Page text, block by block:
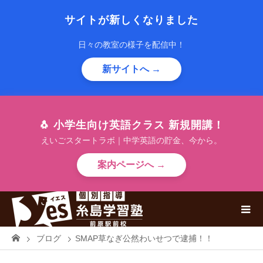
サイトが新しくなりました
日々の教室の様子を配信中！
新サイトへ →
🐧 小学生向け英語クラス 新規開講！
えいごスタートラボ｜中学英語の貯金、今から。
案内ページへ →
ブログ SMAP草なぎ公然わいせつで逮捕！！